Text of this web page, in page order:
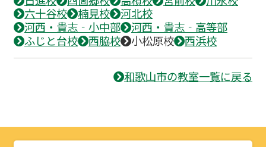
六十谷校
楠見校
河北校
河西・貴志‐小中部
河西・貴志‐高等部
ふじと台校
西脇校 小松原校 西浜校
和歌山市の教室一覧に戻る